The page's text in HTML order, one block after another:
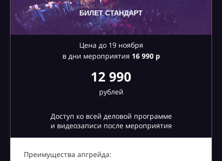
БИЛЕТ СТАНДАРТ
Цена до 19 ноября
в дни мероприятия 16990 р
12 990
рублей
Доступ ко всей деловой программе
и видеозаписи после мероприятия
Преимущества апгрейда: